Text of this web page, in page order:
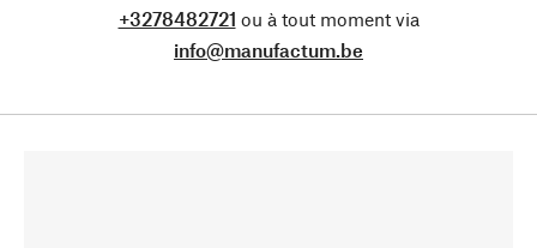
+3278482721 ou à tout moment via
info@manufactum.be